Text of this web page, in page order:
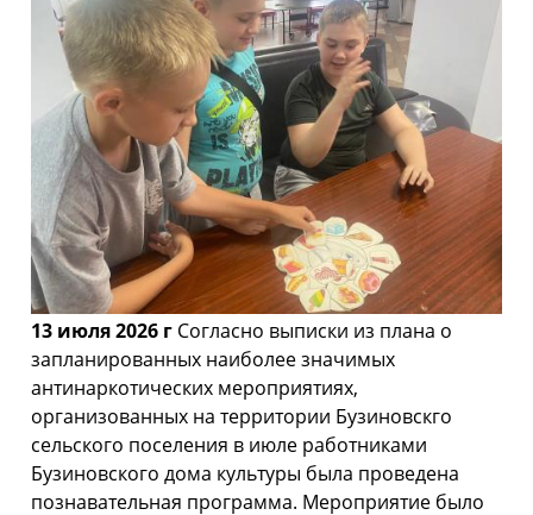
13 июля 2026 г Согласно выписки из плана о
запланированных наиболее значимых
антинаркотических мероприятиях,
организованных на территории Бузиновскго
сельского поселения в июле работниками
Бузиновского дома культуры была проведена
познавательная программа. Мероприятие было